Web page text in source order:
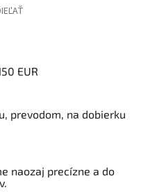
EUR
prevodom, na dobierku
naozaj precízne a do